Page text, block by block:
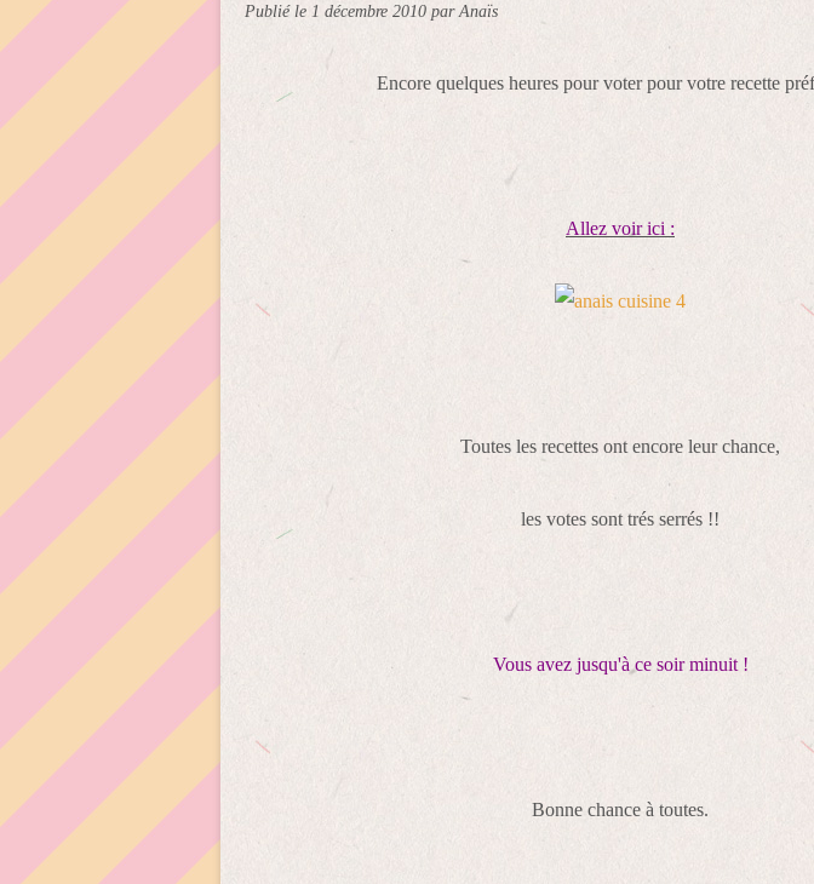
Publié le 1 décembre 2010 par Anaïs
Encore quelques heures pour voter pour votre recette
Allez voir ici :
Toutes les recettes ont encore leur chance,
les votes sont trés serrés !!
Vous avez jusqu'à ce soir minuit !
Bonne chance à toutes.